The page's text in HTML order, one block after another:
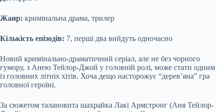
Жанр: кримінальна драма, трилер
Кількість епізодів: 7, перші два вийдуть одночасно
Новий кримінально-драматичний серіал, але не без чорного
гумору, з Анею Тейлор-Джой у головній ролі, може стати одним
із головних літніх хітів. Хоча дещо насторожує “дерев’яна” гра
головної героїні.
За сюжетом талановита шахрайка Лакі Армстронг (Аня Тейлор-